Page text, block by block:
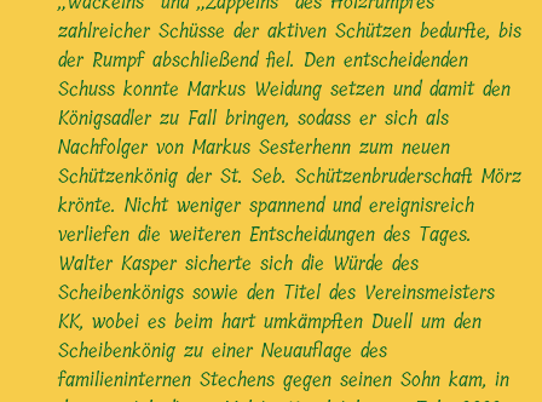
zahlreicher Schüsse der aktiven Schützen bedurfte, bis
der Rumpf abschließend fiel. Den entscheidenden
Schuss konnte Markus Weidung setzen und damit den
Königsadler zu Fall bringen, sodass er sich als
Nachfolger von Markus Sesterhenn zum neuen
Schützenkönig der St. Seb. Schützenbruderschaft Mörz
krönte. Nicht weniger spannend und ereignisreich
verliefen die weiteren Entscheidungen des Tages.
Walter Kasper sicherte sich die Würde des
Scheibenkönigs sowie den Titel des Vereinsmeisters
KK, wobei es beim hart umkämpften Duell um den
Scheibenkönig zu einer Neuauflage des
familieninternen Stechens gegen seinen Sohn kam, in